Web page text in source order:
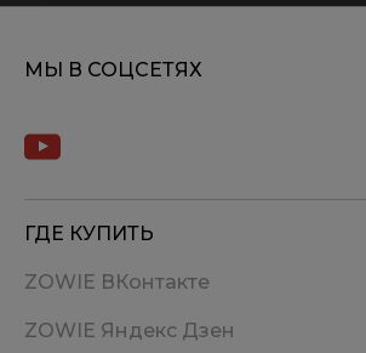
МЫ В СОЦСЕТЯХ
ГДЕ КУПИТЬ
ZOWIE ВКонтакте
ZOWIE Яндекс Дзен